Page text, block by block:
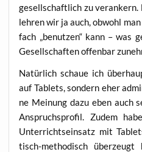
gesell­schaft­lich zu ver­an­kern.
leh­ren wir ja auch, obwohl
fach „benut­zen“ kann – was
Gesell­schaf­ten offen­bar
Natür­lich schaue ich
auf Tablets, son­dern eher
ne Mei­nung dazu eben auch
Anspruchs­pro­fil. Zudem
Unter­richts­ein­satz mit
tisch-metho­disch